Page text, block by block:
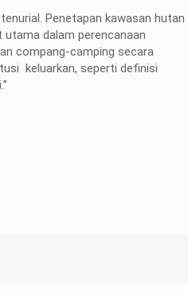
Penetapan kawasan hutan
dalam perencanaan
compang-camping secara
keluarkan, seperti definisi